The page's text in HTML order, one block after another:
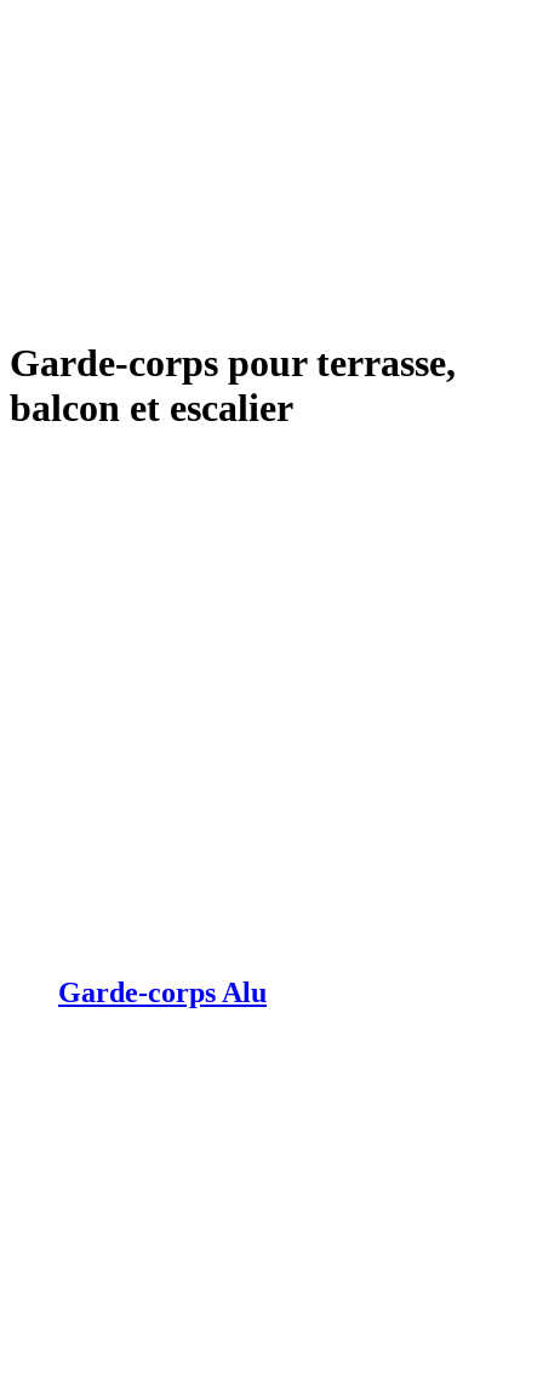
Garde-corps pour terrasse,
balcon et escalier
Garde-corps Alu